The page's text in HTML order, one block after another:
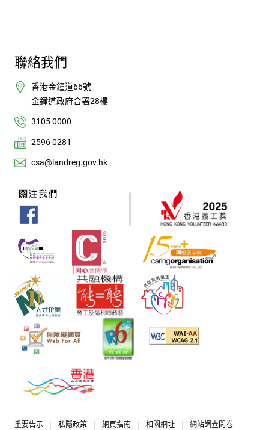
聯絡我們
香港金鐘道66號
金鐘道政府合署28樓
3105 0000
2596 0281
csa@landreg.gov.hk
重要告示 私隱政策 網頁指南 相關網址 網站調查問卷